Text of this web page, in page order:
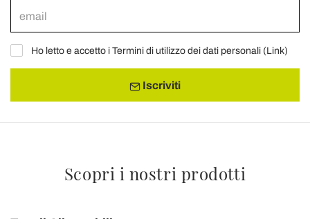
Ho letto e accetto i Termini di utilizzo dei dati personali (Link)
Iscriviti
Scopri i nostri prodotti